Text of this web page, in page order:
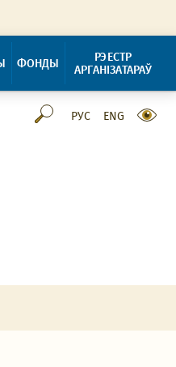
ФОНДЫ
РЭЕСТР
АРГАНІЗАТАРАЎ
РУС ENG